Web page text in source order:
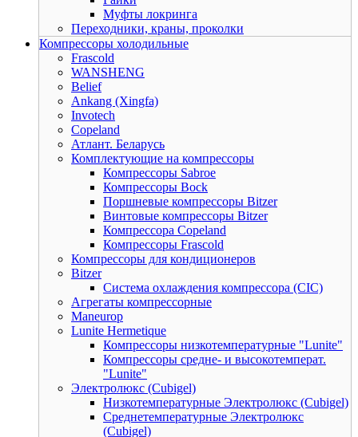
Муфты локринга
Переходники, краны, проколки
Компрессоры холодильные
Frascold
WANSHENG
Belief
Ankang (Xingfa)
Invotech
Copeland
Атлант. Беларусь
Комплектующие на компрессоры
Компрессоры Sabroe
Компрессоры Bock
Поршневые компрессоры Bitzer
Винтовые компрессоры Bitzer
Компрессора Copeland
Компрессоры Frascold
Компрессоры для кондиционеров
Bitzer
Система охлаждения компрессора (CIC)
Агрегаты компрессорные
Maneurop
Lunite Hermetique
Компрессоры низкотемпературные "Lunite"
Компрессоры средне- и высокотемперат.
"Lunite"
Электролюкс (Cubigel)
Низкотемпературные Электролюкс (Cubigel)
Среднетемпературные Электролюкс
(Cubigel)